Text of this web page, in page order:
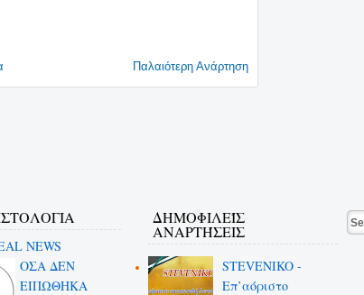
Παλαιότερη Ανάρτηση
NEWS
ΟΣΑ ΔΕN
ΕΙΠΩΘΗΚΑ
ΔΗΜΟΦΙΛΕΊΣ
ΑΝΑΡΤΉΣΕΙΣ
STEVENIKO -
Επ’αόριστο